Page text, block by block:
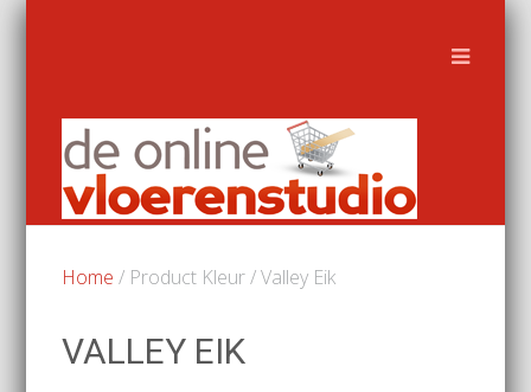
Home / Product Kleur / Valley Eik
VALLEY EIK